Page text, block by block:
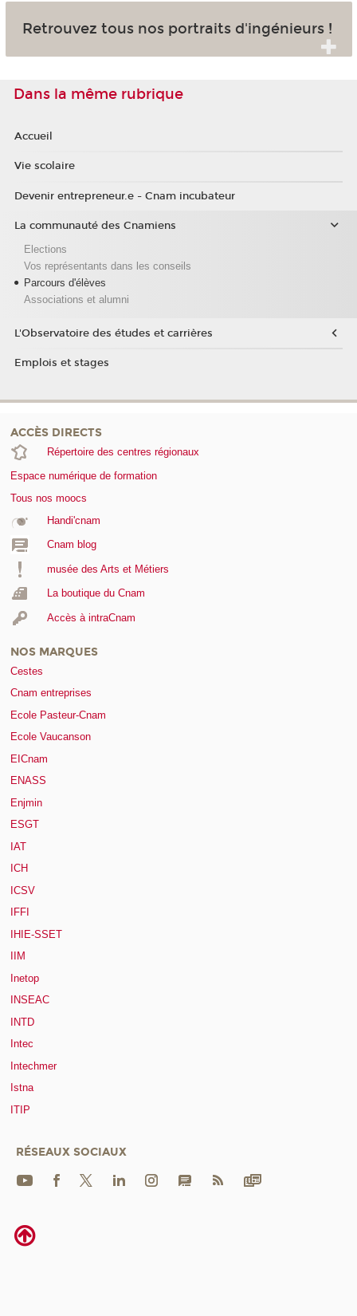
Retrouvez tous nos portraits d'ingénieurs !
Dans la même rubrique
Accueil
Vie scolaire
Devenir entrepreneur.e - Cnam incubateur
La communauté des Cnamiens
Elections
Vos représentants dans les conseils
Parcours d'élèves
Associations et alumni
L'Observatoire des études et carrières
Emplois et stages
ACCÈS DIRECTS
Répertoire des centres régionaux
Espace numérique de formation
Tous nos moocs
Handi'cnam
Cnam blog
musée des Arts et Métiers
La boutique du Cnam
Accès à intraCnam
NOS MARQUES
Cestes
Cnam entreprises
Ecole Pasteur-Cnam
Ecole Vaucanson
EICnam
ENASS
Enjmin
ESGT
IAT
ICH
ICSV
IFFI
IHIE-SSET
IIM
Inetop
INSEAC
INTD
Intec
Intechmer
Istna
ITIP
RÉSEAUX SOCIAUX